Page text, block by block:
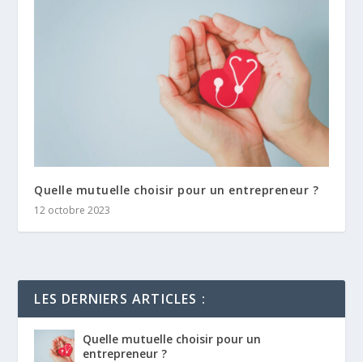
Quelle mutuelle choisir pour un entrepreneur ?
12 octobre 2023
LES DERNIERS ARTICLES :
Quelle mutuelle choisir pour un
entrepreneur ?